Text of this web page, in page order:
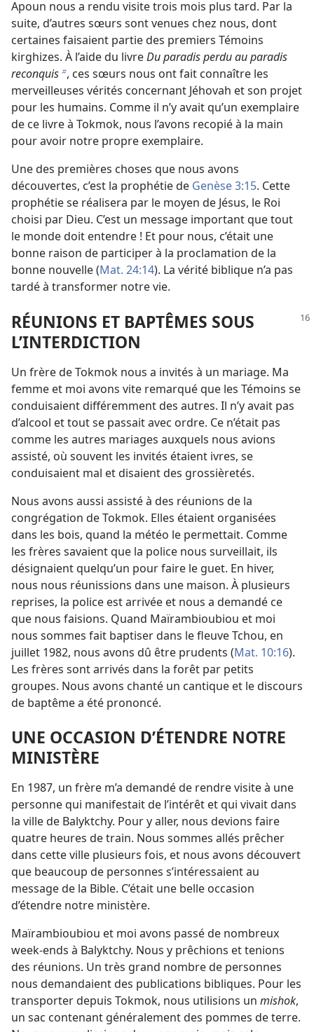
Apoun nous a rendu visite trois mois plus tard. Par la
suite, d’autres sœurs sont venues chez nous, dont
certaines faisaient partie des premiers Témoins
kirghizes. À l’aide du livreDu paradis perdu au paradis
reconquisb, ces sœurs nous ont fait connaître les
merveilleuses vérités concernant Jéhovah et son projet
pour les humains. Comme il n’y avait qu’un exemplaire
de ce livre à Tokmok, nous l’avons recopié à la main
pour avoir notre propre exemplaire.
Une des premières choses que nous avons
découvertes, c’est la prophétie de Genèse 3:15. Cette
prophétie se réalisera par le moyen de Jésus, le Roi
choisi par Dieu. C’est un message important que tout
le monde doit entendre ! Et pour nous, c’était une
bonne raison de participer à la proclamation de la
bonne nouvelle (Mat. 24:14). La vérité biblique n’a pas
tardé à transformer notre vie.
RÉUNIONS ET BAPTÊMES SOUS
L’INTERDICTION
Un frère de Tokmok nous a invités à un mariage. Ma
femme et moi avons vite remarqué que les Témoins se
conduisaient différemment des autres. Il n’y avait pas
d’alcool et tout se passait avec ordre. Ce n’était pas
comme les autres mariages auxquels nous avions
assisté, où souvent les invités étaient ivres, se
conduisaient mal et disaient des grossièretés.
Nous avons aussi assisté à des réunions de la
congrégation de Tokmok. Elles étaient organisées
dans les bois, quand la météo le permettait. Comme
les frères savaient que la police nous surveillait, ils
désignaient quelqu’un pour faire le guet. En hiver,
nous nous réunissions dans une maison. À plusieurs
reprises, la police est arrivée et nous a demandé ce
que nous faisions. Quand Maïrambioubiou et moi
nous sommes fait baptiser dans le fleuve Tchou, en
juillet 1982, nous avons dû être prudents (Mat. 10:16).
Les frères sont arrivés dans la forêt par petits
groupes. Nous avons chanté un cantique et le discours
de baptême a été prononcé.
UNE OCCASION D’ÉTENDRE NOTRE
MINISTÈRE
En 1987, un frère m’a demandé de rendre visite à une
personne qui manifestait de l’intérêt et qui vivait dans
la ville de Balyktchy. Pour y aller, nous devions faire
quatre heures de train. Nous sommes allés prêcher
dans cette ville plusieurs fois, et nous avons découvert
que beaucoup de personnes s’intéressaient au
message de la Bible. C’était une belle occasion
d’étendre notre ministère.
Maïrambioubiou et moi avons passé de nombreux
week-ends à Balyktchy. Nous y prêchions et tenions
des réunions. Un très grand nombre de personnes
nous demandaient des publications bibliques. Pour les
transporter depuis Tokmok, nous utilisions un mishok,
un sac contenant généralement des pommes de terre.